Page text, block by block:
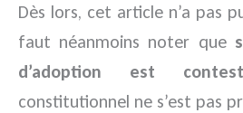
Dès lors, cet article n’a pas
faut néanmoins noter que
d’adoption est
constitutionnel ne s’est pas